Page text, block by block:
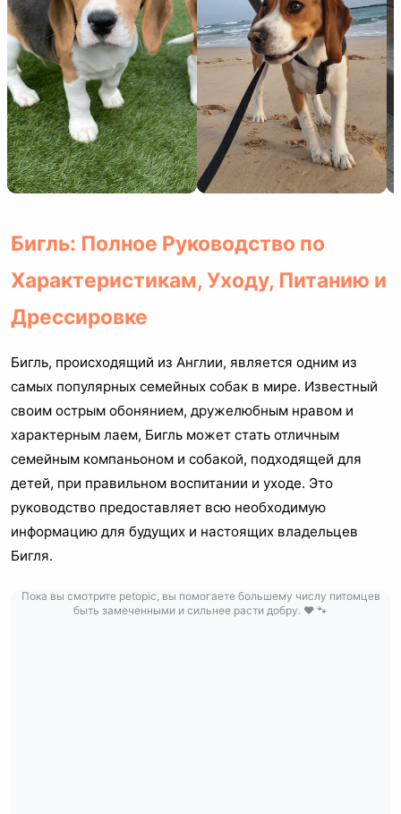
Бигль: Полное Руководство по
Характеристикам, Уходу, Питанию и
Дрессировке
Бигль, происходящий из Англии, является одним из
самых популярных семейных собак в мире. Известный
своим острым обонянием, дружелюбным нравом и
характерным лаем, Бигль может стать отличным
семейным компаньоном и собакой, подходящей для
детей, при правильном воспитании и уходе. Это
руководство предоставляет всю необходимую
информацию для будущих и настоящих владельцев
Бигля.
Пока вы смотрите petopic, вы помогаете большему числу питомцев
быть замеченными и сильнее расти добру. ❤️ 🐾